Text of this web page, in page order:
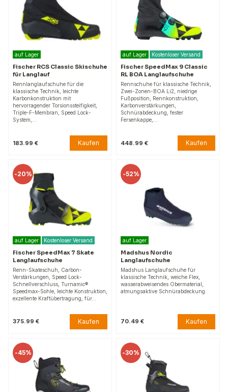
auf Lager
Fischer RCS Classic Skischuhe
für Langlauf
Rennlanglaufschuhe für die
klassische Technik, leichte
Karbonkonstruktion mit
hervorragender Torsionssteifigkeit,
Triple-F-Membran, Speed Lock-
System,…
183.99 € Kaufen
auf Lager Kostenloser Versand
Fischer SpeedMax 9 Classic
RL BOA Langlaufschuhe
Rennschuhe für klassische Technik,
Zwei-Zonen-BOA Li2, niedrige
Fußposition, Rennkonstruktion,
Karbonverstärkungen,
Schnürabdeckung, fester
Fersenkappe,…
448.99 € Kaufen
-20%
auf Lager Kostenloser Versand
Fischer SpeedMax 7 Skate
Langlaufschuhe
Renn-Skateschuh, Carbon-
Verstärkungen, Speed Lock-
Schnellverschluss, Turnamic®
Speedmax-Sohle, leichte Konstruktion,
exzellente Kraftübertragung, für…
375.99 € Kaufen
-52%
auf Lager
Madshus Nordic
Langlaufschuhe
Madshus Langlaufschuhe für
klassische Technik, weiche Flex,
wasserabweisendes Obermaterial,
atmungsaktive Schnürabdeckung.
70.49 € Kaufen
-45% -30%